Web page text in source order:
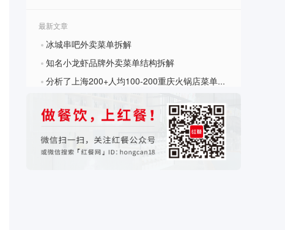
最新文章
? 冰城串吧外卖菜单拆解
? 知名小龙虾品牌外卖菜单结构拆解
? 分析了上海200+人均100-200重庆火锅店菜单，发现了这10大爆款产品！